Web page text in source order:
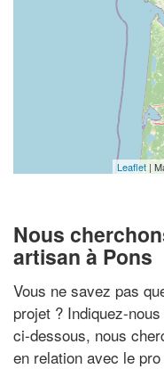
Leaflet |
Nous
artisan à Pons
Vous ne savez pas
projet ? Indiquez-
ci-dessous, nous
en relation avec le pro